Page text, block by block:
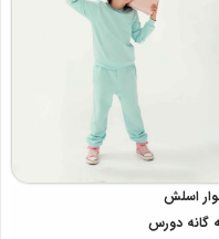
اسلش
گانه دورس